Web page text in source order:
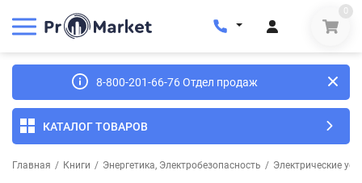
0
8-800-201-66-76 Отдел продаж
КАТАЛОГ ТОВАРОВ
Главная / Книги / Энергетика, Электробезопасность / Электрические